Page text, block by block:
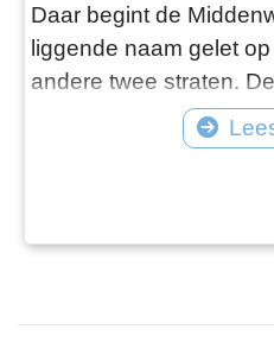
Daar begint de
liggende naam gelet
andere twee straten.
oud (ca. 100 jaar).
slechts enkele huizen
Paardenmarkt. De